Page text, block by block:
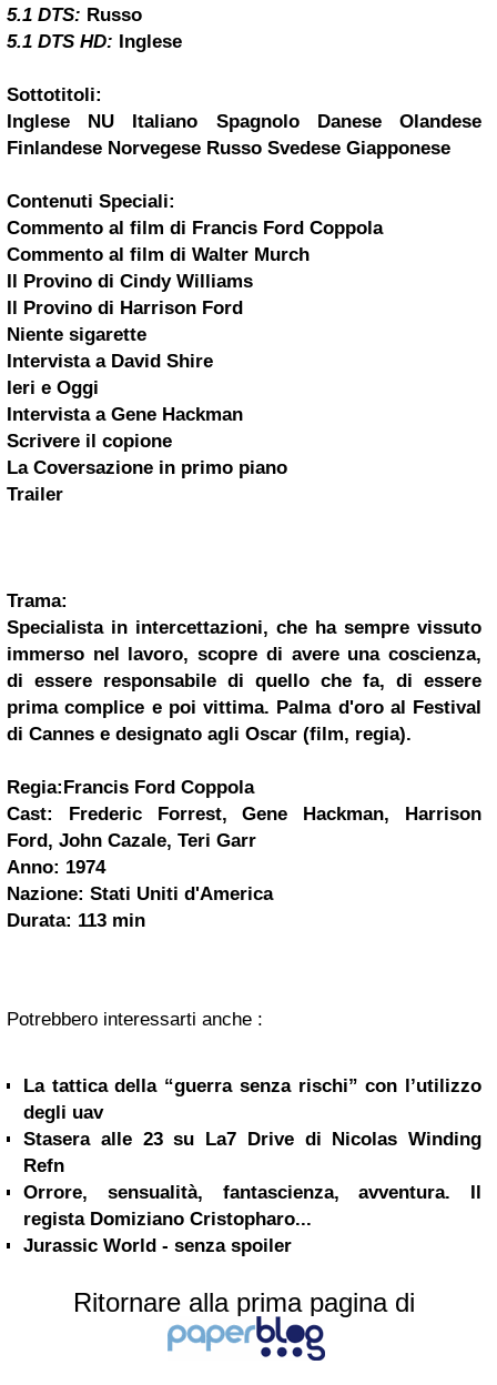
5.1 DTS: Russo
5.1 DTS HD: Inglese
Sottotitoli:
Inglese NU Italiano Spagnolo Danese Olandese
Finlandese Norvegese Russo Svedese Giapponese
Contenuti Speciali:
Commento al film di Francis Ford Coppola
Commento al film di Walter Murch
Il Provino di Cindy Williams
Il Provino di Harrison Ford
Niente sigarette
Intervista a David Shire
Ieri e Oggi
Intervista a Gene Hackman
Scrivere il copione
La Coversazione in primo piano
Trailer
Trama:
Specialista in intercettazioni, che ha sempre vissuto
immerso nel lavoro, scopre di avere una coscienza,
di essere responsabile di quello che fa, di essere
prima complice e poi vittima. Palma d'oro al Festival
di Cannes e designato agli Oscar (film, regia).
Regia:Francis Ford Coppola
Cast: Frederic Forrest, Gene Hackman, Harrison
Ford, John Cazale, Teri Garr
Anno: 1974
Nazione: Stati Uniti d'America
Durata: 113 min
Potrebbero interessarti anche :
La tattica della “guerra senza rischi” con l’utilizzo
degli uav
Stasera alle 23 su La7 Drive di Nicolas Winding
Refn
Orrore, sensualità, fantascienza, avventura. Il
regista Domiziano Cristopharo...
Jurassic World - senza spoiler
Ritornare alla prima pagina di